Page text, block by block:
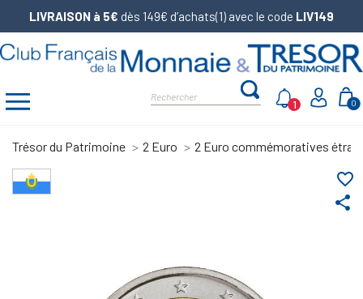
LIVRAISON à 5€ dès 149€ d’achats(1) avec le code LIV149
0
1
Trésor du Patrimoine 2 Euro 2 Euro commémoratives
share
favorite_border